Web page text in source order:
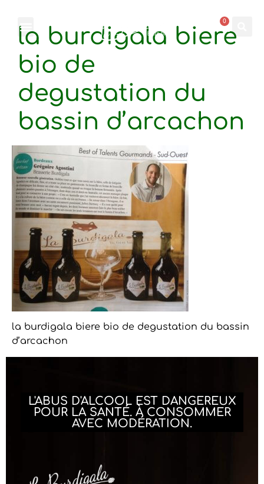
0
la burdigala biere
bio de
degustation du
bassin d’arcachon
la burdigala biere bio de degustation du bassin
d’arcachon
L'ABUS D'ALCOOL EST DANGEREUX
POUR LA SANTÉ. À CONSOMMER
AVEC MODÉRATION.